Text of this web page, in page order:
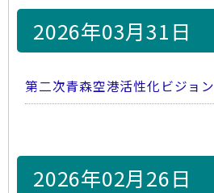
2026年03月31日
第二次青森空港活性化ビジョン
2026年02月26日